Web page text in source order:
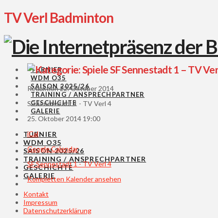
TV Verl Badminton
TURNIER
WDM O35
SAISON 2025/26
TRAINING / ANSPRECHPARTNER
GESCHICHTE
GALERIE
TURNIER
WDM O35
SAISON 2025/26
TRAINING / ANSPRECHPARTNER
GESCHICHTE
GALERIE
SF Sennestadt 1 – TV
Redaktion22. Oktober 2014
SF Sennestadt 1 - TV Verl 4
25. Oktober 2014 19:00
iCal
Google Calendar
SF Sennestadt 1 - TV Verl 4
Kompletten Kalender ansehen
Kontakt
Impressum
Datenschutzerklärung